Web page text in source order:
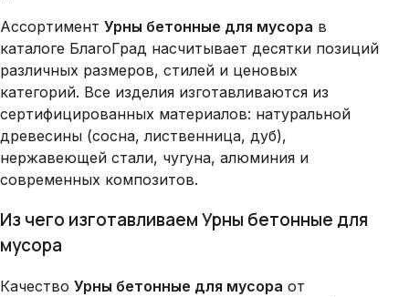
Ассортимент Урны бетонные для мусора в
каталоге БлагоГрад насчитывает десятки позиций
различных размеров, стилей и ценовых
категорий. Все изделия изготавливаются из
сертифицированных материалов: натуральной
древесины (сосна, лиственница, дуб),
нержавеющей стали, чугуна, алюминия и
современных композитов.
Из чего изготавливаем Урны бетонные для
мусора
Качество Урны бетонные для мусора от